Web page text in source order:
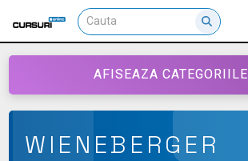
AFISEAZA CATEGORIILE
WIENEBERGER